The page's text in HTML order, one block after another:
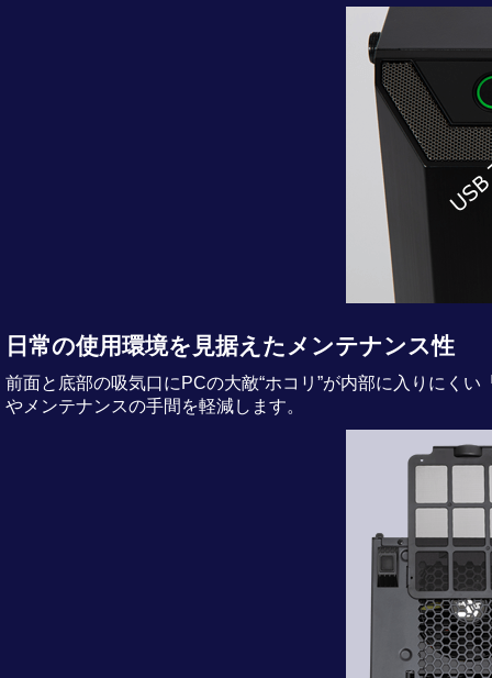
日常の使用環境を見据えたメンテナンス性
前面と底部の吸気口にPCの大敵“ホコリ”が内部に入りにく
やメンテナンスの手間を軽減します。